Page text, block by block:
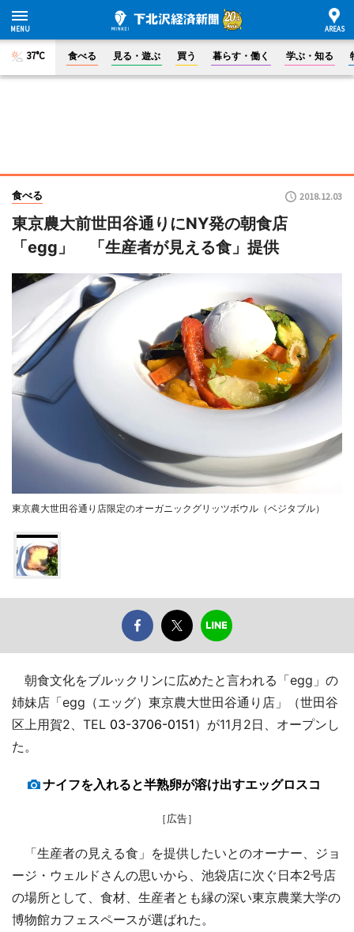
37°C 食べる 見る・遊ぶ 買う 暮らす・働く 学ぶ・知る
食べる 2018.12.03
東京農大前世田谷通りにNY発の朝食店
「egg」 「生産者が見える食」提供
東京農大世田谷通り店限定のオーガニックグリッツボウル（ベジタブル）
朝食文化をブルックリンに広めたと言われる「egg」の
姉妹店「egg（エッグ）東京農大世田谷通り店」（世田谷
区上用賀2、TEL 03-3706-0151）が11月2日、オープンし
た。
ナイフを入れると半熟卵が溶け出すエッグロスコ
［広告］
「生産者の見える食」を提供したいとのオーナー、ジョ
ージ・ウェルドさんの思いから、池袋店に次ぐ日本2号店
の場所として、食材、生産者とも縁の深い東京農業大学の
博物館カフェスペースが選ばれた。